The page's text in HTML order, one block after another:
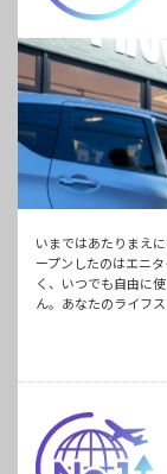
いまではあたりまえ
ープンしたのはエニ
く、いつでも自由に
ん。あなたのライフ